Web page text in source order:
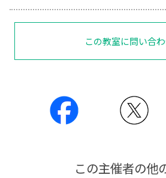
この教室に問い合
この主催者の他